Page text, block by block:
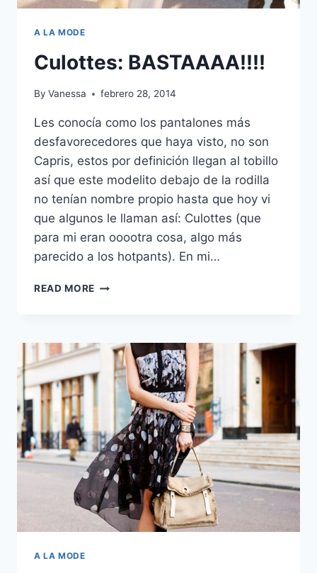
A LA MODE
Culottes: BASTAAAA!!!!
By Vanessa febrero 28, 2014
Les conocía como los pantalones más
desfavorecedores que haya visto, no son
Capris, estos por definición llegan al tobillo
así que este modelito debajo de la rodilla
no tenían nombre propio hasta que hoy vi
que algunos le llaman así: Culottes (que
para mi eran ooootra cosa, algo más
parecido a los hotpants). En mi…
READ MORE CULOTTES:
A LA MODE